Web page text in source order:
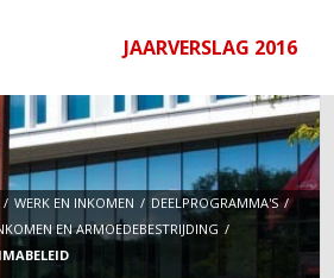
JAARVERSLAG 2016
WERK EN INKOMEN
DEELPROGRAMMA'S
EN ARMOEDEBESTRIJDING